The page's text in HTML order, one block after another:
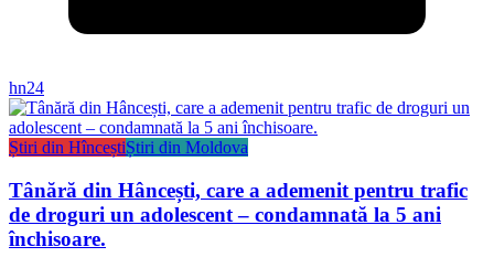
hn24
Știri din HînceștiȘtiri din Moldova
Tânără din Hâncești, care a ademenit pentru trafic
de droguri un adolescent – condamnată la 5 ani
închisoare.